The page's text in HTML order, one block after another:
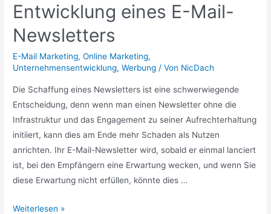
Autorespondern
für
das
Internet-
Marketing
Entwicklung eines E-Mail-
Newsletters
E-Mail Marketing,Online Marketing,
Unternehmensentwicklung,Werbung / Von NicDach
Die Schaffung eines Newsletters ist eine schwerwiegende
Entscheidung, denn wenn man einen Newsletter ohne die
Infrastruktur und das Engagement zu seiner Aufrechterhaltung
initiiert, kann dies am Ende mehr Schaden als Nutzen
anrichten. Ihr E-Mail-Newsletter wird, sobald er einmal lanciert
ist, bei den Empfängern eine Erwartung wecken, und wenn Sie
diese Erwartung nicht erfüllen, könnte dies …
Entwicklung
Weiterlesen »